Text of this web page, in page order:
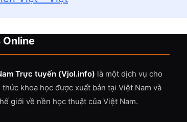
Trực tuyến (Vjol.info) là một dịch vụ cho
khoa học được xuất bản tại Việt Nam và
giới về nền học thuật của Việt Nam.